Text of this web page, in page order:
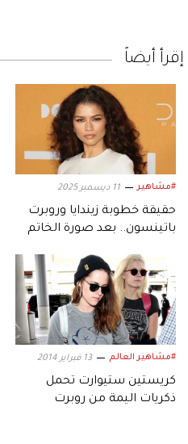
إقرأ أيضاً
#مشاهير 11 ديسمبر 2025
حقيقة خطوبة زيندايا وروبرت
باتينسون.. بعد صورة الخاتم
#مشاهير العالم 13 فبراير 2014
كريستين ستيوارت تحمل
ذكريات اليمة من روبرت